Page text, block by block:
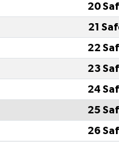
20
21
22
23
24
25
26